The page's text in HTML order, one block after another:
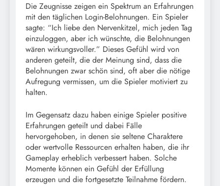
Die Zeugnisse zeigen ein Spektrum an Erfahrungen
mit den täglichen Login-Belohnungen. Ein Spieler
sagte: “Ich liebe den Nervenkitzel, mich jeden Tag
einzuloggen, aber ich wünschte, die Belohnungen
wären wirkungsvoller.” Dieses Gefühl wird von
anderen geteilt, die der Meinung sind, dass die
Belohnungen zwar schön sind, oft aber die nötige
Aufregung vermissen, um die Spieler motiviert zu
halten.
Im Gegensatz dazu haben einige Spieler positive
Erfahrungen geteilt und dabei Fälle
hervorgehoben, in denen sie seltene Charaktere
oder wertvolle Ressourcen erhalten haben, die ihr
Gameplay erheblich verbessert haben. Solche
Momente können ein Gefühl der Erfüllung
erzeugen und die fortgesetzte Teilnahme fördern.